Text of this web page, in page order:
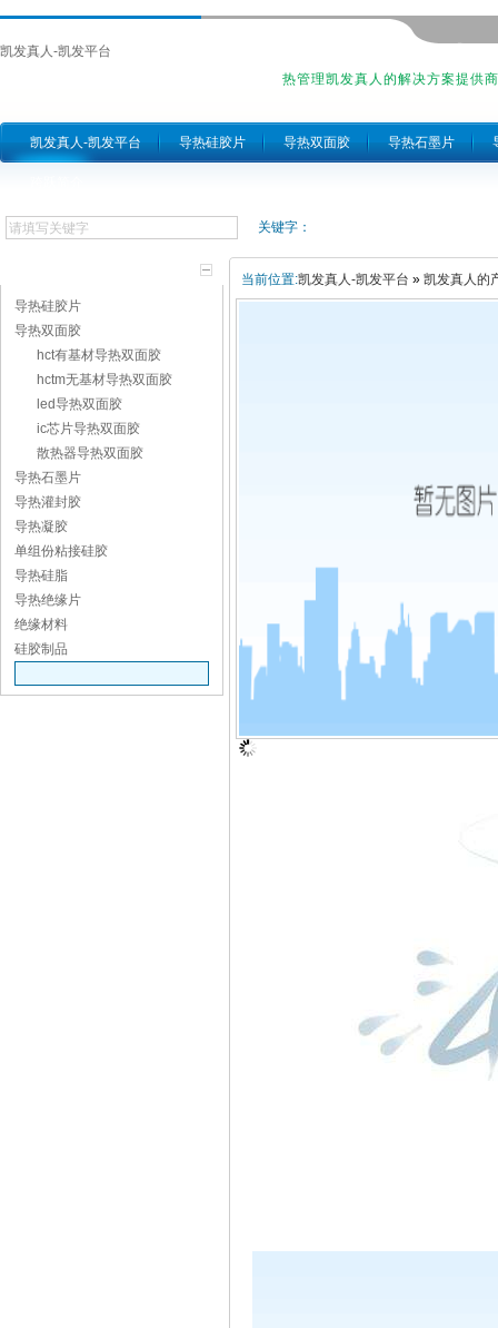
凯发真人-凯发平台
热管理凯发真人的解决方案提供商
凯发真人-凯发平台 导热硅胶片 导热双面胶 导热石墨片
关键字：
导热硅胶片
导热双面胶
hct有基材导热双面胶
hctm无基材导热双面胶
led导热双面胶
ic芯片导热双面胶
散热器导热双面胶
导热石墨片
导热灌封胶
导热凝胶
单组份粘接硅胶
导热硅脂
导热绝缘片
绝缘材料
硅胶制品
当前位置:凯发真人-凯发平台 » 凯发真人的